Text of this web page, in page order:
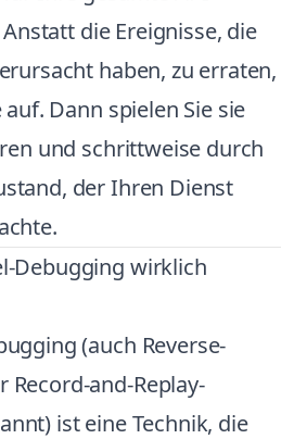
die Ereignisse, die
haben, zu erraten,
Dann spielen Sie sie
und schrittweise durch
der Ihren Dienst
Debugging wirklich
(auch Reverse-
Record-and-Replay-
ist eine Technik, die